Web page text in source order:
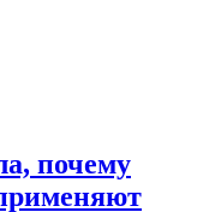
почему